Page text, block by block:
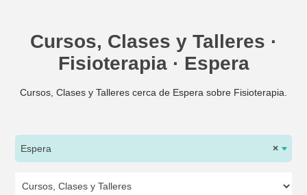
Cursos, Clases y Talleres ·
Fisioterapia · Espera
Cursos, Clases y Talleres cerca de Espera sobre Fisioterapia.
×
Espera